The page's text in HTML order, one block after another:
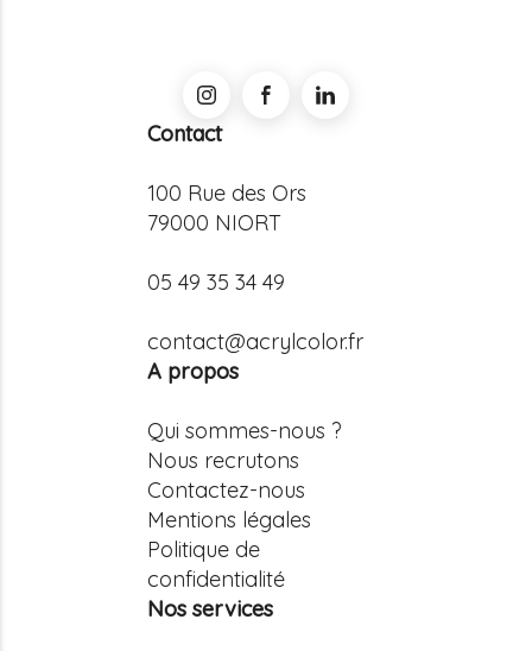
Contact
100 Rue des Ors
79000 NIORT
05 49 35 34 49
contact@acrylcolor.fr
A propos
Qui sommes-nous ?
Nous recrutons
Contactez-nous
Mentions légales
Politique de
confidentialité
Nos services